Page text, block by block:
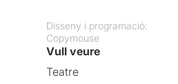
Disseny i programació:
Copymouse
Vull veure
Teatre